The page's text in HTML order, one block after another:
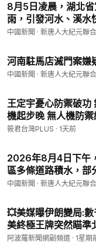
1. 秉承普世價值，堅
聞自由，提倡信仰自
💎 商業合作：
💎 捐款：https://
https://
💎 Telegram：
💎 Twitter：https://
💠 爆料平台：+1
您身在中國，能獲取
大紀元為您提供快速
體，讓全球了解真相
💠 大紀元時報 ：
💠 新唐人網站：
8月5日凌晨，湖北
雨，引發河水、溪水
工、停產、停課、停
中國新聞 · 新唐人大紀元聯
河南駐馬店滅門案嫌
中國新聞 · 新唐人大紀元聯
王定宇憂心防禦破功
機起步晚 無人機防
立雄坦承反制不足/反
筱君台灣PLUS · 1天前
2026年8月4日下午
區多條道路積水，部
階倒灌地下商鋪，店
能被困，並面臨漏電
大紀
中國新聞 · 新唐人大紀元聯
💥美媒曝伊朗變局:
美終極王牌突然瞄準
突撂狠話 下個目標是
阿波羅新聞網副頻道 · 1星期